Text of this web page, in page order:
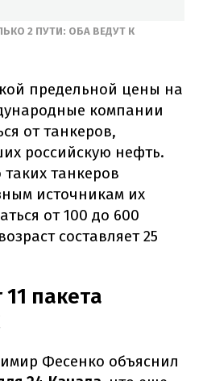
2 ПУТИ: ОБА ВЕДУТ К
предельной цены на
компании
от танкеров,
российскую нефть.
танкеров
источникам их
от 100 до 600
составляет 25
пакета
Фесенко объяснил